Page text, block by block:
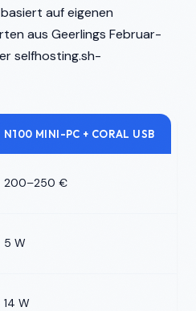
auf eigenen
aus Geerlings Februar-
selfhosting.sh-
N100 MINI-PC + CORAL USB
200–250 €
5 W
14 W